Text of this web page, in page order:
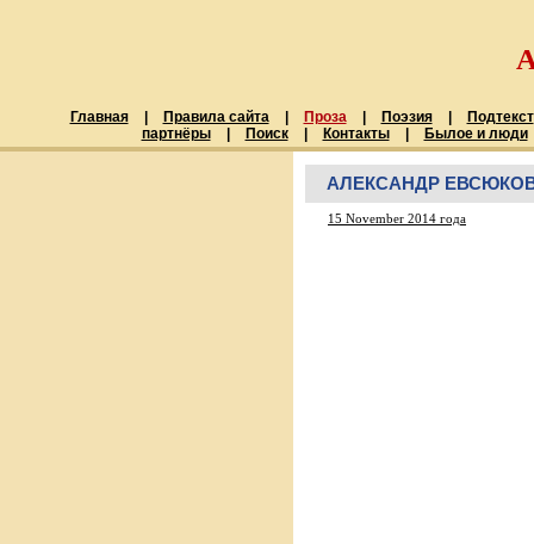
Главная Правила сайта Проза Поэзия
Подтекст
партнёры
Поиск Контакты Былое и люди
АЛЕКСАНДР
15 November 2014 года